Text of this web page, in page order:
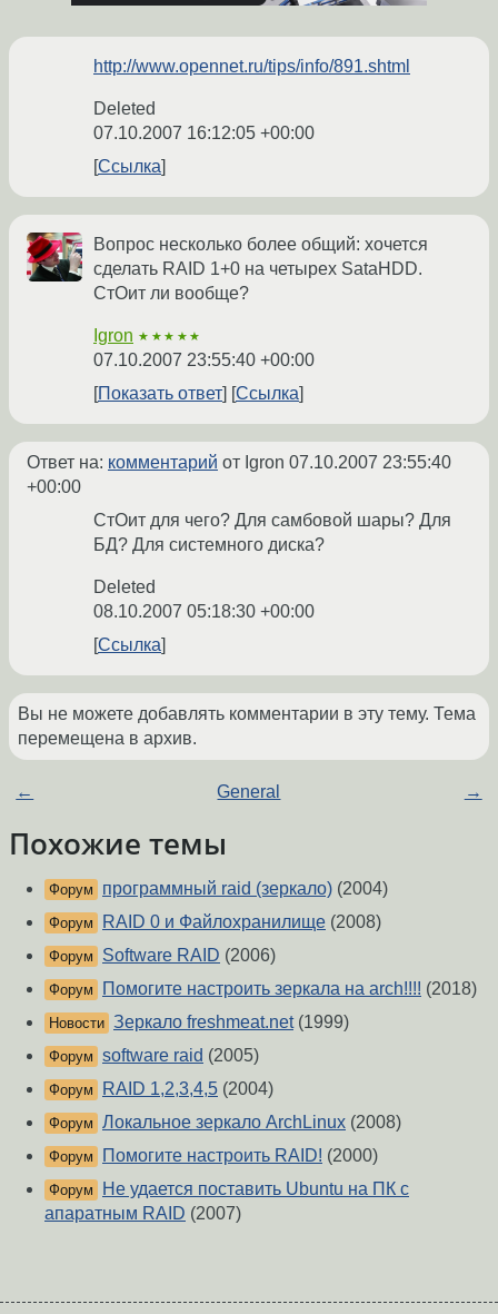
http://www.opennet.ru/tips/info/891.shtml
Deleted
07.10.2007 16:12:05 +00:00
Ссылка
Вопрос несколько более общий: хочется
сделать RAID 1+0 на четырех SataHDD.
СтОит ли вообще?
Igron ★★★★★
07.10.2007 23:55:40 +00:00
Показать ответ
Ссылка
Ответ на: комментарий от Igron 07.10.2007 23:55:40
+00:00
СтОит для чего? Для самбовой шары? Для
БД? Для системного диска?
Deleted
08.10.2007 05:18:30 +00:00
Ссылка
Вы не можете добавлять комментарии в эту тему. Тема
перемещена в архив.
← General →
Похожие темы
Форум программный raid (зеркало) (2004)
Форум RAID 0 и Файлохранилище (2008)
Форум Software RAID (2006)
Форум Помогите настроить зеркала на arch!!!! (2018)
Новости Зеркало freshmeat.net(1999)
Форум software raid (2005)
Форум RAID 1,2,3,4,5 (2004)
Форум Локальное зеркало ArchLinux (2008)
Форум Помогите настроить RAID! (2000)
Форум
Не удается поставить Ubuntu на ПК с
апаратным RAID (2007)